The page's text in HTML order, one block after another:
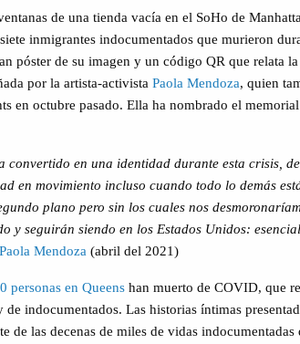
de una tienda vacía en el SoHo de
inmigrantes indocumentados que murieron
póster de su imagen y un código QR que relata la
por la artista-activista Paola Mendoza, quien
en octubre pasado. Ella ha nombrado el
convertido en una identidad durante esta crisis,
en movimiento incluso cuando todo lo demás
plano pero sin los cuales nos
y seguirán siendo en los Estados Unidos:
Paola Mendoza (abril del 2021)
personas en Queens han muerto de COVID, que
de indocumentados. Las historias íntimas
de las decenas de miles de vidas